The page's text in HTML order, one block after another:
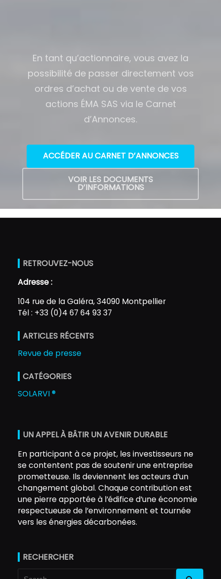
En tant qu’actionnaire, vous avez la
possibilité de passer directement vos
ordres d’achat ou de vente de vos
actions ÉMA SAS via le Carnet
d’Annonces.
ACCÉDER AU CARNET D’ANNONCES
VOIR LES DOCUMENTS
D’INFORMATIONS
RETROUVEZ-NOUS
Adresse :
104 rue de la Galéra, 34090 Montpellier
Tél : +33 (0)4 67 64 93 37
ARTICLES RÉCENTS
Revue de presse
CATÉGORIES
SOLARVI ®
UN APPEL À BÂTIR UN AVENIR DURABLE
En participant à ce projet, les investisseurs ne
se contentent pas de soutenir une entreprise
prometteuse. Ils deviennent les acteurs d’un
changement global. Chaque contribution est
une pierre apportée à l’édifice d’une économie
respectueuse de l’environnement et tournée
vers les énergies décarbonées.
RECHERCHER
Search